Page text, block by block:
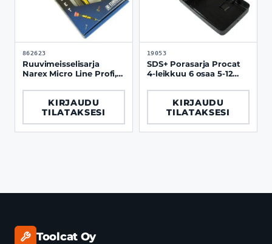
862623
Ruuvimeisselisarja
Narex Micro Line Profi,
KIRJAUDU
TILATAKSESI
19053
SDS+ Porasarja Procat
4-leikkuu 6 osaa 5-12
KIRJAUDU
TILATAKSESI
Toolcat Oy